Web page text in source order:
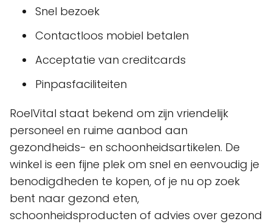
Snel bezoek
Contactloos mobiel betalen
Acceptatie van creditcards
Pinpasfaciliteiten
RoelVital staat bekend om zijn vriendelijk
personeel en ruime aanbod aan
gezondheids- en schoonheidsartikelen. De
winkel is een fijne plek om snel en eenvoudig je
benodigdheden te kopen, of je nu op zoek
bent naar gezond eten,
schoonheidsproducten of advies over gezond